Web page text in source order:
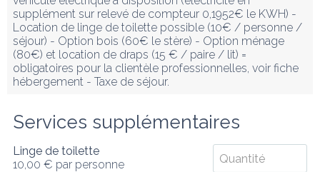
supplément sur relevé de compteur 0,1952€ le KWH) -
Location de linge de toilette possible (10€ / personne /
séjour) - Option bois (60€ le stère) - Option ménage
(80€) et location de draps (15 € / paire / lit) =
obligatoires pour la clientèle professionnelles, voir fiche
hébergement - Taxe de séjour.
Services supplémentaires
Linge de toilette
10,00 € par personne